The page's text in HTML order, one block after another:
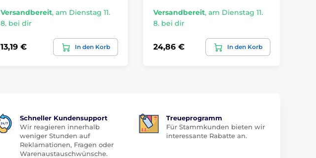
Versandbereit, am Dienstag 11.
8. bei dir
13,19 € In den Korb
Versandbereit, am Dienstag 11.
8. bei dir
24,86 € In den Korb
Schneller Kundensupport
Wir reagieren innerhalb
weniger Stunden auf
Reklamationen, Fragen oder
Warenaustauschwünsche.
Treueprogramm
Für Stammkunden bieten wir
interessante Rabatte an.